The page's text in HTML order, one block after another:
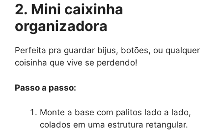
2. Mini caixinha
organizadora
Perfeita pra guardar bijus, botões, ou qualquer
coisinha que vive se perdendo!
Passo a passo:
Monte a base com palitos lado a lado,
colados em uma estrutura retangular.